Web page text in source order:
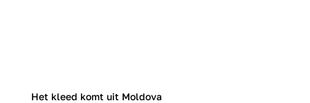
Het kleed komt uit Moldova